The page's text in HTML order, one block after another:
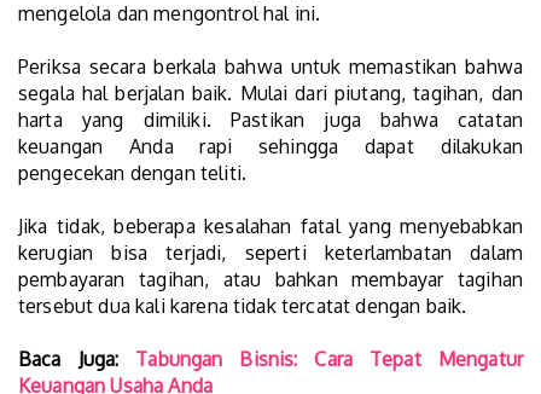
mengelola dan mengontrol hal ini.
Periksa secara berkala bahwa untuk memastikan bahwa
segala hal berjalan baik. Mulai dari piutang, tagihan, dan
harta yang dimiliki. Pastikan juga bahwa catatan
keuangan Anda rapi sehingga dapat dilakukan
pengecekan dengan teliti.
Jika tidak, beberapa kesalahan fatal yang menyebabkan
kerugian bisa terjadi, seperti keterlambatan dalam
pembayaran tagihan, atau bahkan membayar tagihan
tersebut dua kali karena tidak tercatat dengan baik.
Baca Juga: Tabungan Bisnis: Cara Tepat Mengatur
Keuangan Usaha Anda